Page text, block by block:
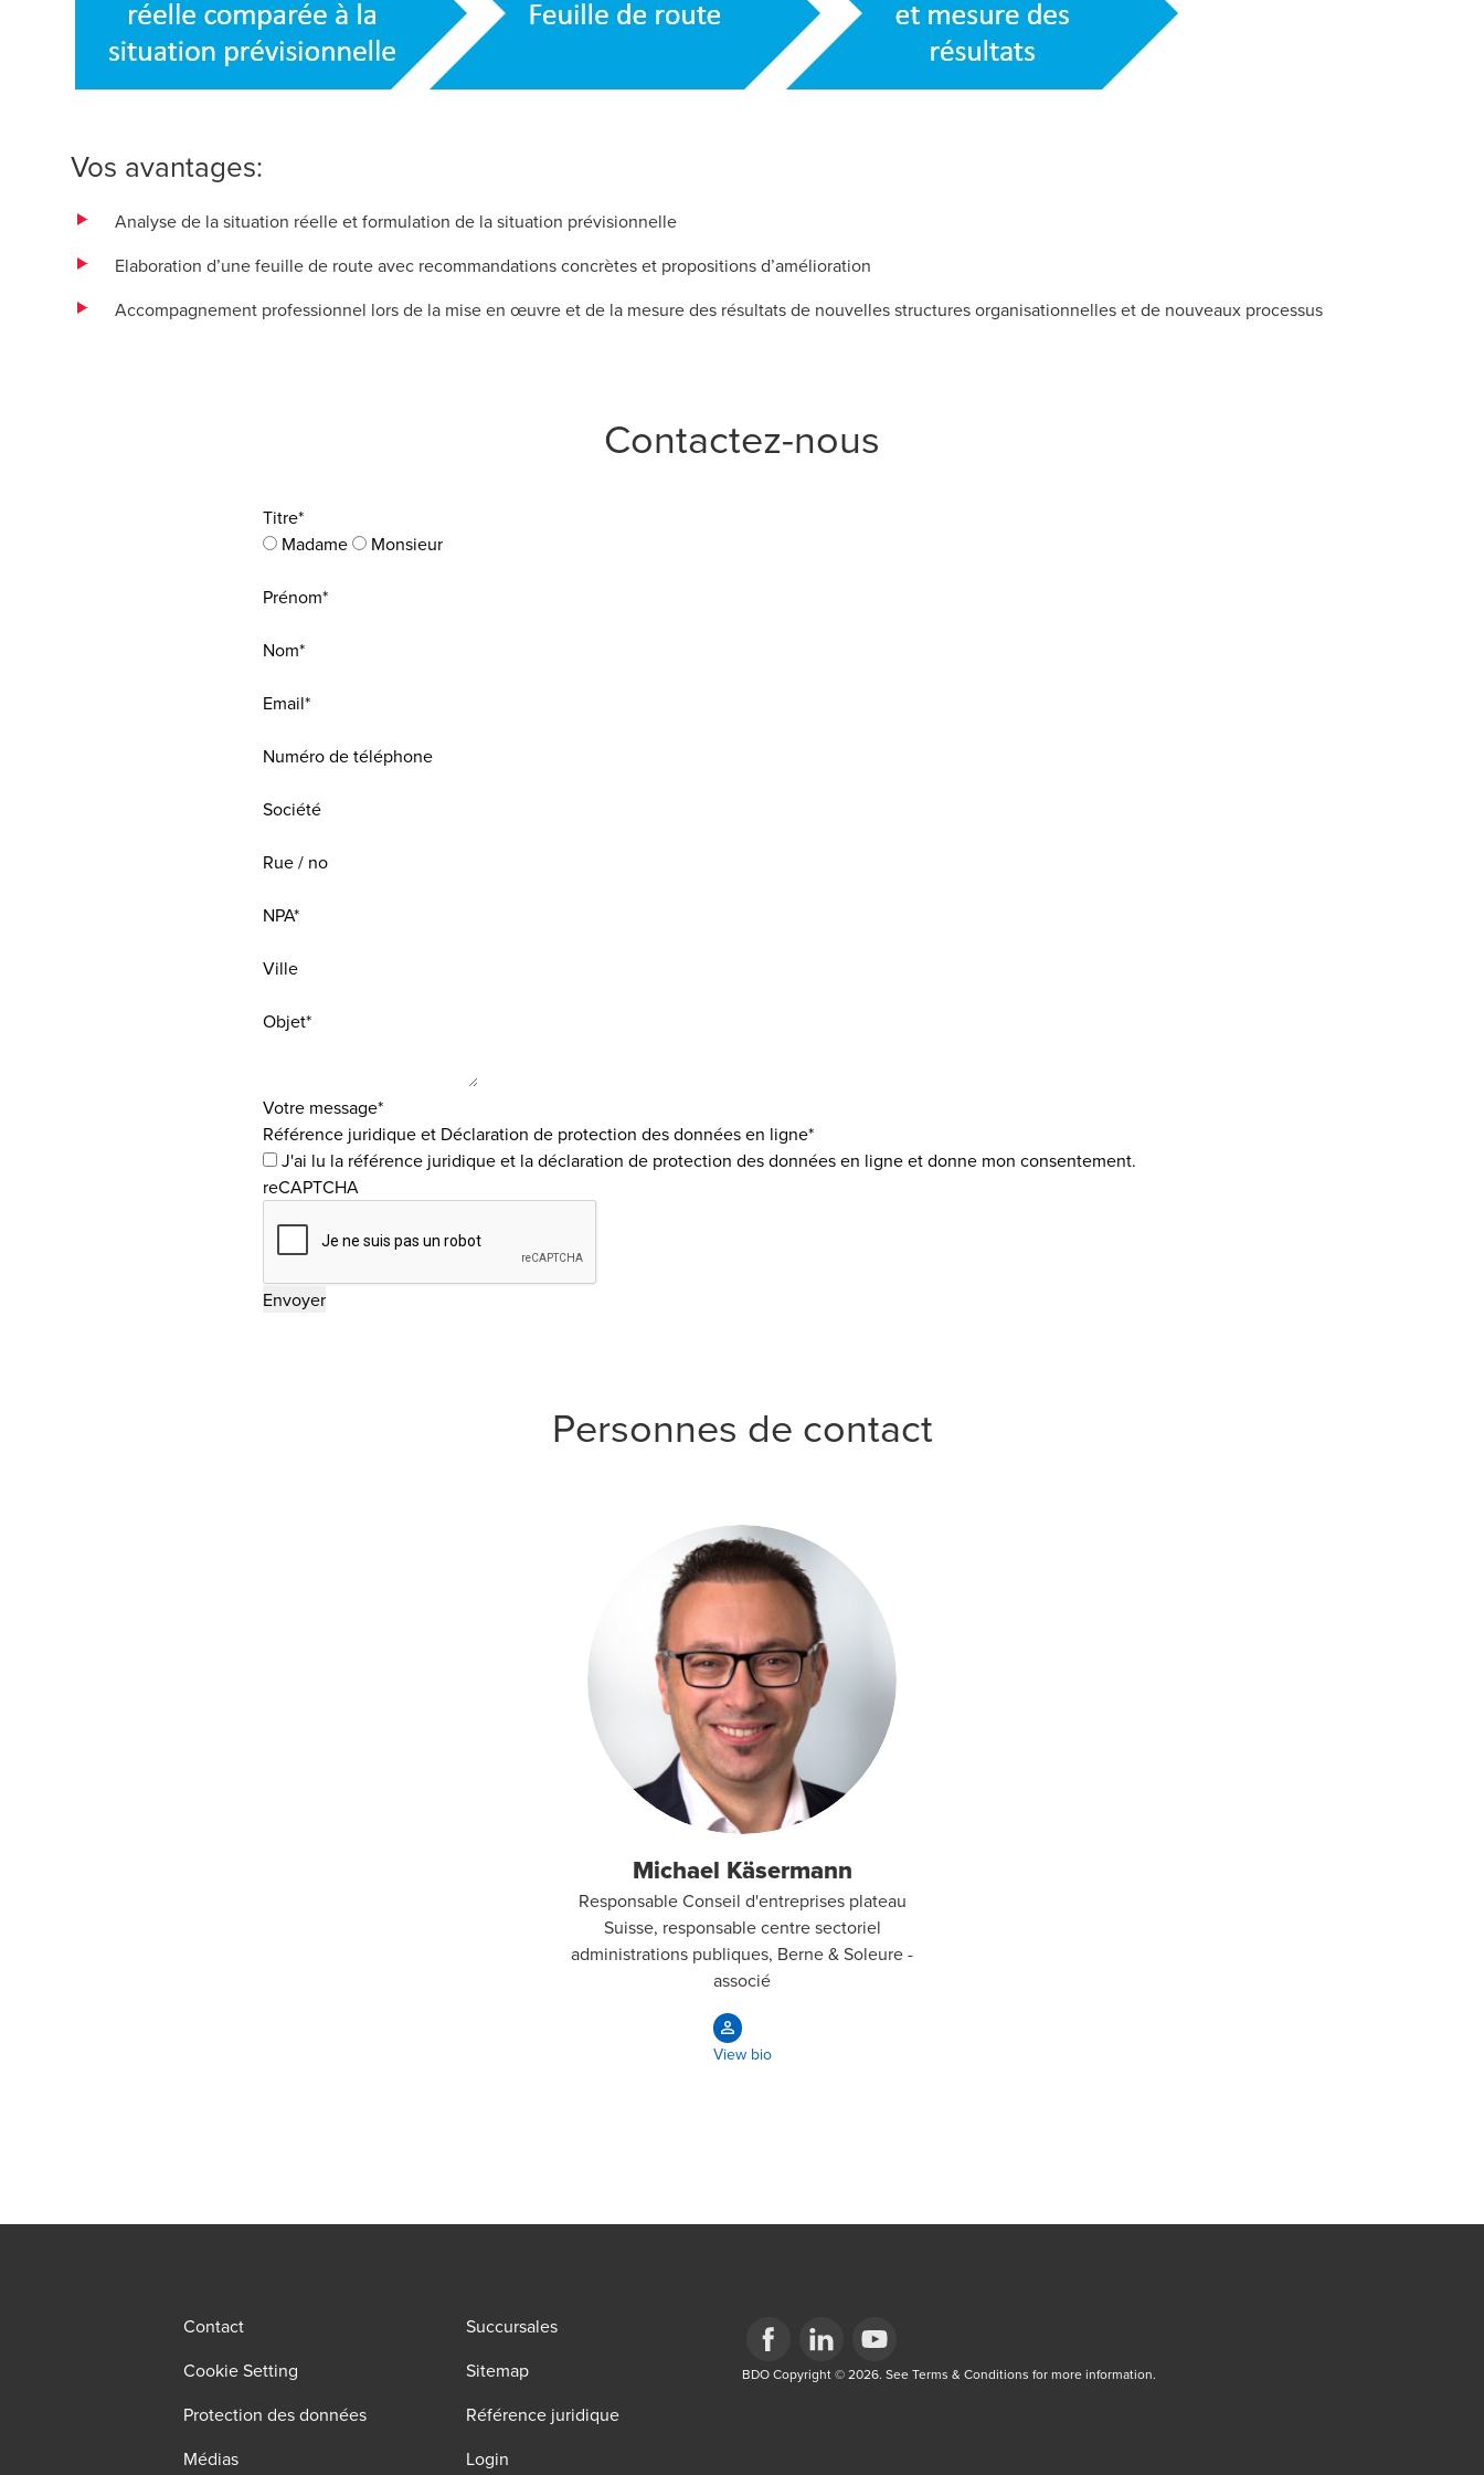
Vos avantages:
Analyse de la situation réelle et formulation de la situation prévisionnelle
Elaboration d’une feuille de route avec recommandations concrètes et propositions d’amélioration
Accompagnement professionnel lors de la mise en œuvre et de la mesure des résultats de nouvelles structures organisationnelles et de nouveaux processus
Contactez-nous
Titre*
Madame
Monsieur
Prénom*
Nom*
Email*
Numéro de téléphone
Société
Rue / no
NPA*
Ville
Objet*
Votre message*
Référence juridique et Déclaration de protection des données en ligne*
J'ai lu la référence juridiqueet ladéclaration de protection des données en ligneet donne mon consentement.
reCAPTCHA
Personnes de contact
Michael Käsermann
Responsable Conseil d'entreprises plateau
Suisse, responsable centre sectoriel
administrations publiques, Berne & Soleure -
associé
View bio
Contact
Succursales
Cookie Setting
Sitemap
Protection des données
Référence juridique
Médias
Login
Opens in a new window/tab
Opens in a new window/tab
Opens in a new window/tab
BDO Copyright © 2026. See Terms & Conditions for more information.